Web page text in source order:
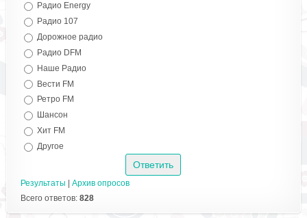
Радио Energy
Радио 107
Дорожное радио
Радио DFM
Наше Радио
Вести FM
Ретро FM
Шансон
Хит FM
Другое
Результаты | Архив опросов
Всего ответов: 828